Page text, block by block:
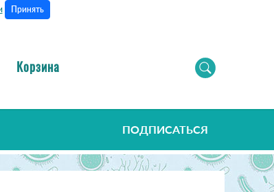
Принять
Корзина
ПОДПИСАТЬСЯ